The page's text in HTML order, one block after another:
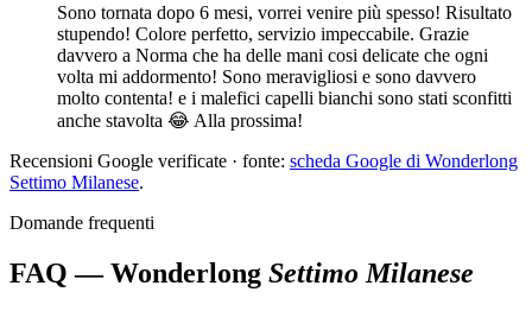
Sono tornata dopo 6 mesi, vorrei venire più spesso! Risultato
stupendo! Colore perfetto, servizio impeccabile. Grazie
davvero a Norma che ha delle mani cosi delicate che ogni
volta mi addormento! Sono meravigliosi e sono davvero
molto contenta! e i malefici capelli bianchi sono stati sconfitti
anche stavolta 😂 Alla prossima!
Recensioni Google verificate · fonte: scheda Google di Wonderlong
Settimo Milanese.
Domande frequenti
FAQ — Wonderlong Settimo Milanese